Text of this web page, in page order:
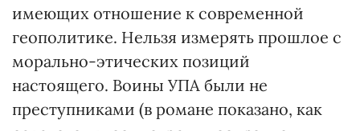
имеющих отношение к современной
геополитике. Нельзя измерять прошлое с
морально-этических позиций
настоящего. Воины УПА были не
преступниками (в романе показано, как